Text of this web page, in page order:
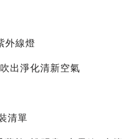
外線燈
出淨化清新空氣
清單